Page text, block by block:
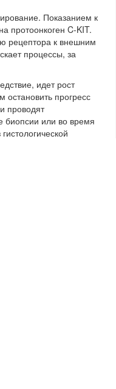
Показанием к
протоонкоген C-KIT.
рецептора к внешним
процессы, за
идет рост
остановить прогресс
проводят
биопсии или во время